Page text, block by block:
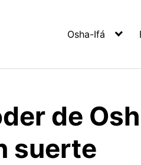
Osha-Ifá
de
suerte